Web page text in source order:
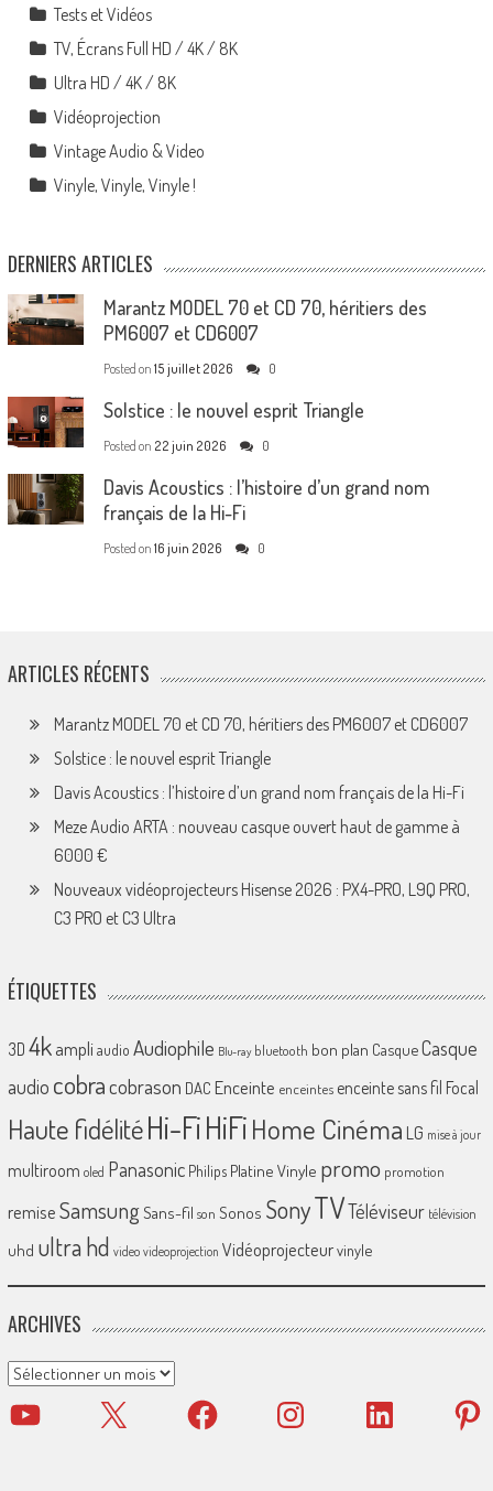
Tests et Vidéos
TV, Écrans Full HD / 4K / 8K
Ultra HD / 4K / 8K
Vidéoprojection
Vintage Audio & Video
Vinyle, Vinyle, Vinyle !
DERNIERS ARTICLES
Marantz MODEL 70 et CD 70, héritiers des
PM6007 et CD6007
Posted on 15 juillet 2026 0
Solstice : le nouvel esprit Triangle
Posted on 22 juin 2026 0
Davis Acoustics : l’histoire d’un grand nom
français de la Hi-Fi
Posted on 16 juin 2026 0
ARTICLES RÉCENTS
Marantz MODEL 70 et CD 70, héritiers des PM6007 et CD6007
Solstice : le nouvel esprit Triangle
Davis Acoustics : l’histoire d’un grand nom français de la Hi-Fi
Meze Audio ARTA : nouveau casque ouvert haut de gamme à
6000 €
Nouveaux vidéoprojecteurs Hisense 2026 : PX4-PRO, L9Q PRO,
C3 PRO et C3 Ultra
ÉTIQUETTES
3D 4k ampliaudio Audiophile Blu-ray bluetooth bon plan CasqueCasque
audio cobracobrason DAC Enceinte enceintes enceinte sans fil Focal
Haute fidélitéHi-FiHiFiHome Cinéma LG mise à jour
multiroom oled Panasonic Philips Platine Vinyle promo promotion
remiseSamsungSans-fil son Sonos SonyTVTéléviseur télévision
uhd ultra hd video videoprojection Vidéoprojecteurvinyle
ARCHIVES
Archives
YouTube X Facebook Instagram LinkedIn